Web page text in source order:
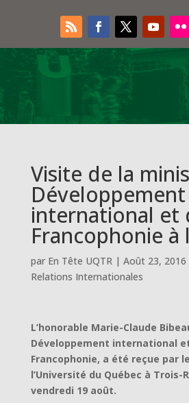
Visite de la
Développement
international et
Francophonie à
par En Tête UQTR| Août 23, 2016
Relations Internationales
L’honorable Marie-Claude
Développement international
Francophonie, a été reçue par
l’Université du Québec à Trois-
vendredi 19 août.